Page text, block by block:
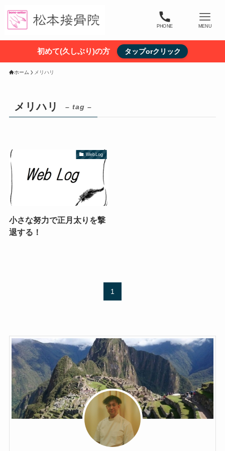
PHONE MENU
初めて(久しぶり)の方 タップorクリック
ホーム メリハリ
メリハリ – tag –
WebLog
小さな努力で正月太りを撃
退する！
1